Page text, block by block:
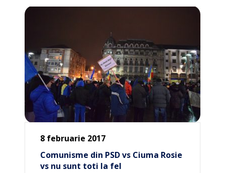
8 februarie 2017
Comunisme din PSD vs Ciuma Rosie
vs nu sunt toti la fel